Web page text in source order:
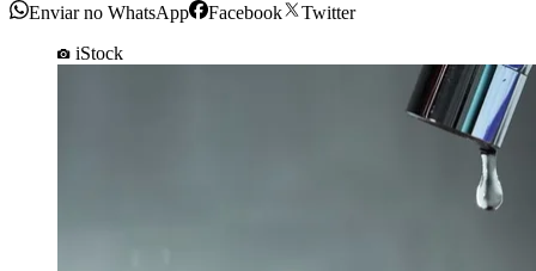
Enviar no WhatsApp Facebook
Twitter
iStock